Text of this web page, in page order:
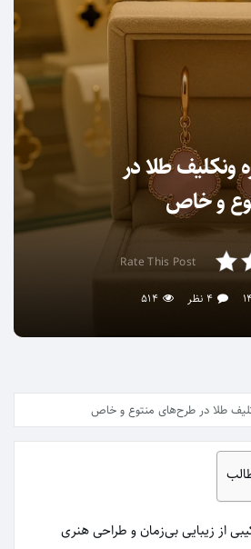
ونکلیف طلا در
و خاص
Rate This Post
۴ نظر ۵۱۴
طلا در طرح‌های منتوع و خاص
از زیبایی بی‌زمان و طراحی هنری